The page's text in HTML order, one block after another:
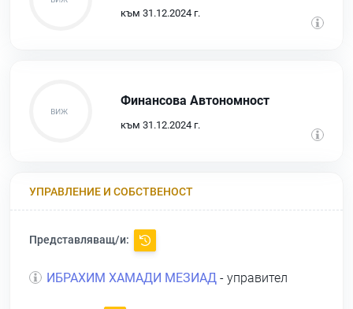
към 31.12.2024 г.
Финансова Автономност
към 31.12.2024 г.
УПРАВЛЕНИЕ И СОБСТВЕНОСТ
Представляващ/и:
ИБРАХИМ ХАМАДИ МЕЗИАД - управител